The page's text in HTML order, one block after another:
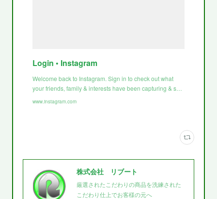
Login • Instagram
Welcome back to Instagram. Sign in to check out what
your friends, family & interests have been capturing & s…
www.instagram.com
株式会社 リブート
厳選されたこだわりの商品を洗練された
こだわり仕上でお客様の元へ